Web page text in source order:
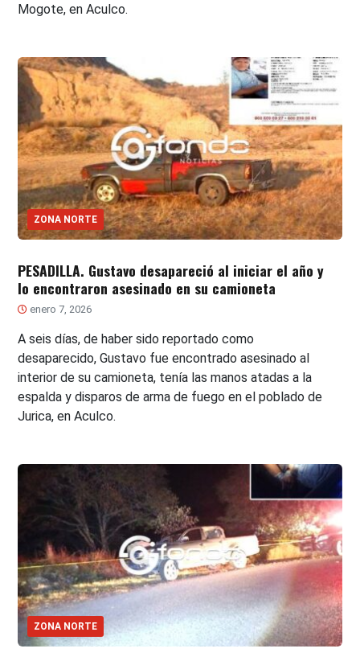
Mogote, en Aculco.
ZONA NORTE
PESADILLA. Gustavo desapareció al iniciar el año y
lo encontraron asesinado en su camioneta
enero 7, 2026
A seis días, de haber sido reportado como
desaparecido, Gustavo fue encontrado asesinado al
interior de su camioneta, tenía las manos atadas a la
espalda y disparos de arma de fuego en el poblado de
Jurica, en Aculco.
ZONA NORTE